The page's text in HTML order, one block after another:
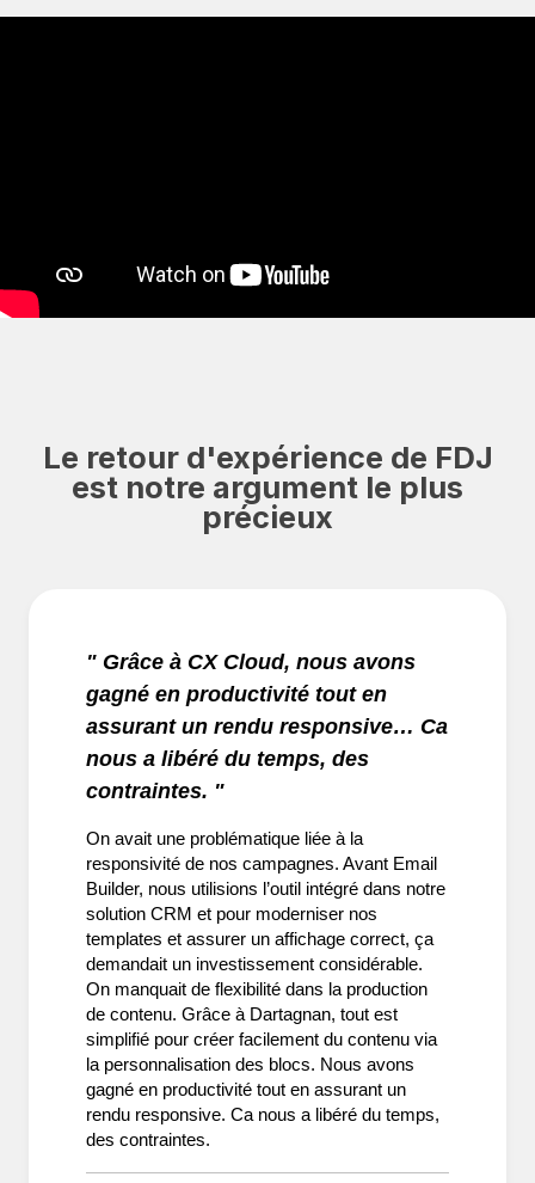
Le retour d'expérience de FDJ
est notre argument le plus
précieux
" Grâce à CX Cloud, nous avons
gagné en productivité tout en
assurant un rendu responsive… Ca
nous a libéré du temps, des
contraintes. "
On avait une problématique liée à la
responsivité de nos campagnes. Avant Email
Builder, nous utilisions l’outil intégré dans notre
solution CRM et pour moderniser nos
templates et assurer un affichage correct, ça
demandait un investissement considérable.
On manquait de flexibilité dans la production
de contenu. Grâce à Dartagnan, tout est
simplifié pour créer facilement du contenu via
la personnalisation des blocs. Nous avons
gagné en productivité tout en assurant un
rendu responsive. Ca nous a libéré du temps,
des contraintes.